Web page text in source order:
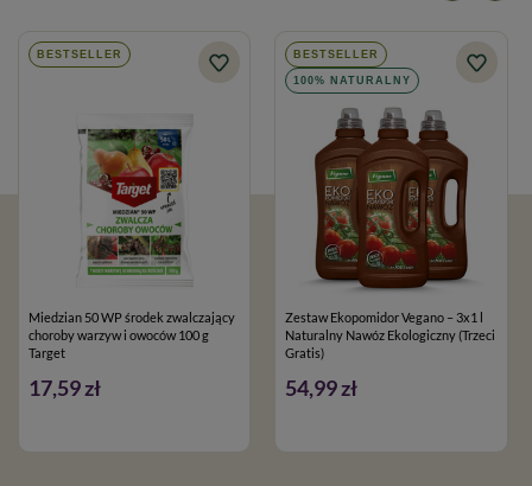
BESTSELLER
Miedzian 50 WP środek zwalczający
choroby warzyw i owoców 100 g
Target
17,59 zł
BESTSELLER
100% NATURALNY
Zestaw Ekopomidor Vegano – 3x1 l
Naturalny Nawóz Ekologiczny (Trzeci
Gratis)
54,99 zł